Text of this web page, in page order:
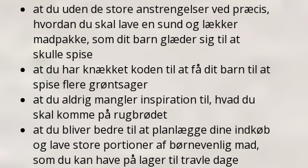
at du uden de store anstrengelser ved præcis,
hvordan du skal lave en sund og lækker
madpakke, som dit barn glæder sig til at
skulle spise
at du har knækket koden til at få dit barn til at
spise flere grøntsager
at du aldrig mangler inspiration til, hvad du
skal komme på rugbrødet
at du bliver bedre til at planlægge dine indkøb
og lave store portioner af børnevenlig mad,
som du kan have på lager til travle dage